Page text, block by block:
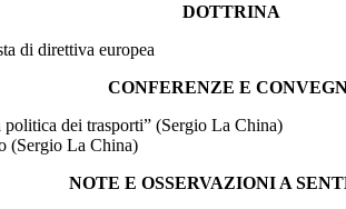
DOTTRINA
di direttiva europea
CONFERENZE E
dei trasporti” (Sergio La China)
(Sergio La China)
NOTE E OSSERVAZIONI A